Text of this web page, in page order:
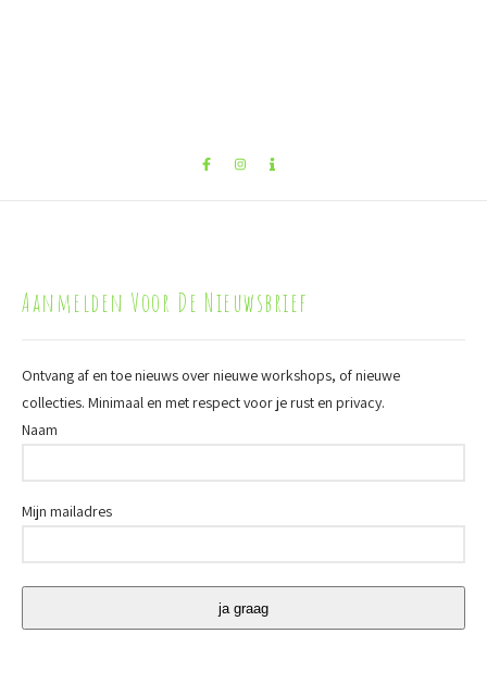
Aanmelden Voor De Nieuwsbrief
Ontvang af en toe nieuws over nieuwe workshops, of nieuwe
collecties. Minimaal en met respect voor je rust en privacy.
Naam
Mijn mailadres
ja graag